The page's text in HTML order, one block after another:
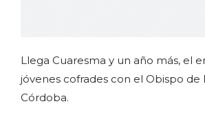
Llega Cuaresma y un año más, el
jóvenes cofrades con el Obispo de
Córdoba.